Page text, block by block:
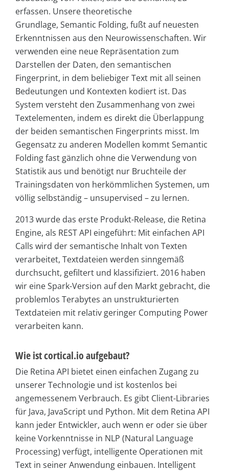
erfassen. Unsere theoretische
Grundlage, Semantic Folding, fußt auf neuesten
Erkenntnissen aus den Neurowissenschaften. Wir
verwenden eine neue Repräsentation zum
Darstellen der Daten, den semantischen
Fingerprint, in dem beliebiger Text mit all seinen
Bedeutungen und Kontexten kodiert ist. Das
System versteht den Zusammenhang von zwei
Textelementen, indem es direkt die Überlappung
der beiden semantischen Fingerprints misst. Im
Gegensatz zu anderen Modellen kommt Semantic
Folding fast gänzlich ohne die Verwendung von
Statistik aus und benötigt nur Bruchteile der
Trainingsdaten von herkömmlichen Systemen, um
völlig selbständig – unsupervised – zu lernen.
2013 wurde das erste Produkt-Release, die Retina
Engine, als REST API eingeführt: Mit einfachen API
Calls wird der semantische Inhalt von Texten
verarbeitet, Textdateien werden sinngemäß
durchsucht, gefiltert und klassifiziert. 2016 haben
wir eine Spark-Version auf den Markt gebracht, die
problemlos Terabytes an unstrukturierten
Textdateien mit relativ geringer Computing Power
verarbeiten kann.
Wie ist cortical.io aufgebaut?
Die Retina API bietet einen einfachen Zugang zu
unserer Technologie und ist kostenlos bei
angemessenem Verbrauch. Es gibt Client-Libraries
für Java, JavaScript und Python. Mit dem Retina API
kann jeder Entwickler, auch wenn er oder sie über
keine Vorkenntnisse in NLP (Natural Language
Processing) verfügt, intelligente Operationen mit
Text in seiner Anwendung einbauen. Intelligent